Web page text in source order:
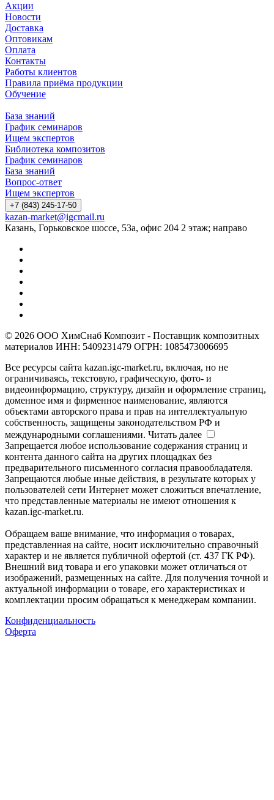
Акции
Новости
Доставка
Оптовикам
Оплата
Контакты
Работы клиентов
Правила приёма продукции
Обучение
База знаний
График семинаров
Ищем экспертов
Библиотека композитов
График семинаров
База знаний
Вопрос-ответ
Ищем экспертов
+7 (843) 245-17-50
kazan-market@igcmail.ru
Казань, ​Горьковское шоссе, 53а, офис 204 2 этаж; направо
© 2026 ООО ХимСнаб Композит - Поставщик композитных
материалов ИНН: 5409231479 ОГРН: 1085473006695
Все ресурсы сайта kazan.igc-market.ru, включая, но не
ограничиваясь, текстовую, графическую, фото- и
видеоинформацию, структуру, дизайн и оформление страниц,
доменное имя и фирменное наименование, являются
объектами авторского права и прав на интеллектуальную
собственность, защищены законодательством РФ и
международными соглашениями. Читать далее
Запрещается любое использование содержания страниц и
контента данного сайта на других площадках без
предварительного письменного согласия правообладателя.
Запрещаются любые иные действия, в результате которых у
пользователей сети Интернет может сложиться впечатление,
что представленные материалы не имеют отношения к
kazan.igc-market.ru.
Обращаем ваше внимание, что информация о товарах,
представленная на сайте, носит исключительно справочный
характер и не является публичной офертой (ст. 437 ГК РФ).
Внешний вид товара и его упаковки может отличаться от
изображений, размещенных на сайте. Для получения точной и
актуальной информации о товаре, его характеристиках и
комплектации просим обращаться к менеджерам компании.
Конфиденциальность
Оферта